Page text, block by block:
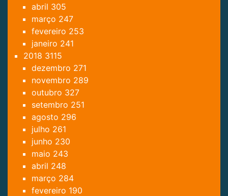
abril 305
março 247
fevereiro 253
janeiro 241
2018 3115
dezembro 271
novembro 289
outubro 327
setembro 251
agosto 296
julho 261
junho 230
maio 243
abril 248
março 284
fevereiro 190